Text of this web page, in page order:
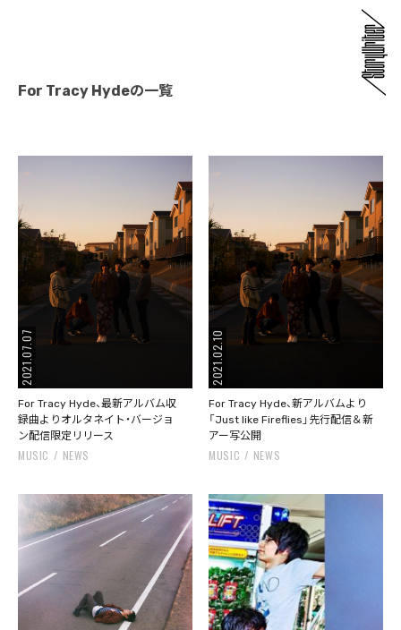
For Tracy Hydeの一覧
2021.07.07
For Tracy Hyde、最新アルバム収
録曲よりオルタネイト・バージョ
ン配信限定リリース
MUSIC NEWS
2021.02.10
For Tracy Hyde、新アルバムより
「Just like Fireflies」先行配信＆新
アー写公開
MUSIC NEWS